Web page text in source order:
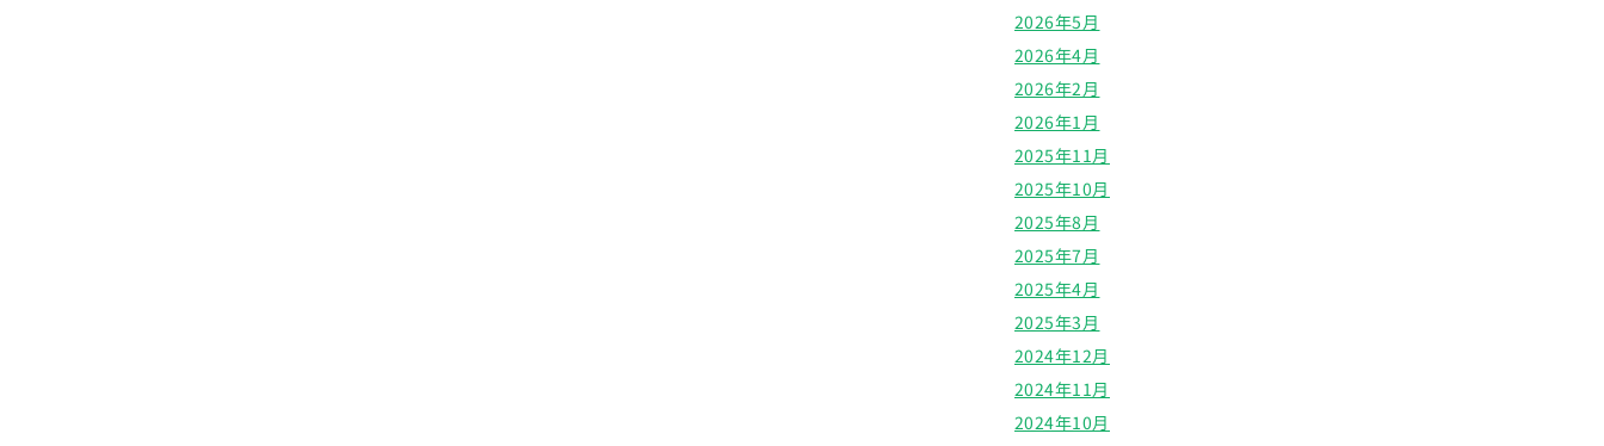
2026年5月
2026年4月
2026年2月
2026年1月
2025年11月
2025年10月
2025年8月
2025年7月
2025年4月
2025年3月
2024年12月
2024年11月
2024年10月